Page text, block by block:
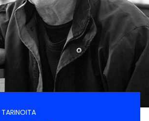
TARINOITA